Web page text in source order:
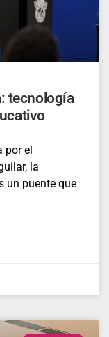
tecnología
por el
la
un puente que